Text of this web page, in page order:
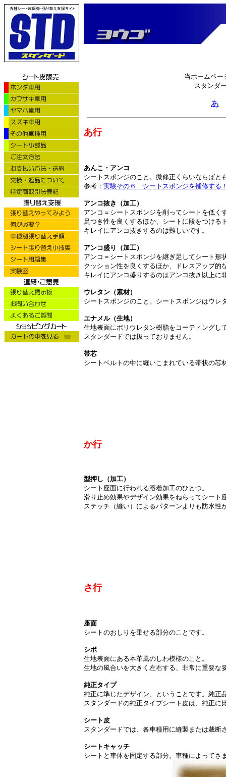
当ホームペー
スタンダ
あ
あ行
あんこ・アンコ
シートスポンジのこと。微修正くらいならばと
参考： 実験その６ シートスポンジを補修する
アンコ抜き（加工）
アンコ＝シートスポンジを削ってシートを低く
足つき性を良くするほか、シートに段をつける
キレイにアンコ抜きするのは難しいです。
アンコ盛り（加工）
アンコ＝シートスポンジを継ぎ足してシート形
クッション性を良くするほか、ドレスアップ的
キレイにアンコ盛りするのはアンコ抜き以上に
ウレタン（素材）
シートスポンジのこと。シートスポンジはウ
エナメル（生地）
生地表面にポリウレタン樹脂をコーティングし
スタンダードでは扱っておりません。
帯芯
シートベルトの中に縫いこまれている帯状の芯
か行
型押し（加工）
シート座面に行われる溶着加工のひとつ。
滑り止め効果やデザイン効果をねらってシート
ステッチ（縫い）によるパターンよりも防水性
さ行
座面
シートのおしりを乗せる部分のことです。
シボ
生地表面にある本革風のしわ模様のこと。
生地の風合いを大きく左右する、非常に重要な
純正タイプ
純正に準じたデザイン、ということです。純正
スタンダードの純正タイプシート皮は、純正に
シート皮
スタンダードでは、各車種用に縫製または裁断
シートキャッチ
シートと車体を固定する部分。車種によってさ